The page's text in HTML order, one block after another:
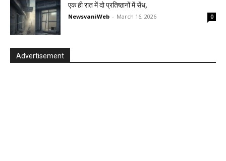
एक ही रात में दो प्रतिष्ठानों में सेंध,
NewsvaniWeb - March 16, 2026 0
Advertisement